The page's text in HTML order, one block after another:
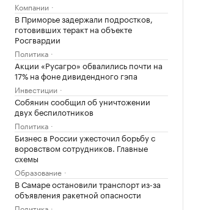
Компании
В Приморье задержали подростков,
готовивших теракт на объекте
Росгвардии
Политика
Акции «Русагро» обвалились почти на
17% на фоне дивидендного гэпа
Инвестиции
Собянин сообщил об уничтожении
двух беспилотников
Политика
Бизнес в России ужесточил борьбу с
воровством сотрудников. Главные
схемы
Образование
В Самаре остановили транспорт из-за
объявления ракетной опасности